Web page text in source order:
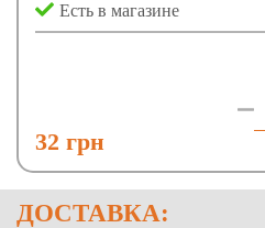
Есть в магазине
32 грн
ДОСТАВКА: